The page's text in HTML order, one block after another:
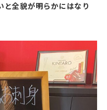
と全貌が明らかにはなり